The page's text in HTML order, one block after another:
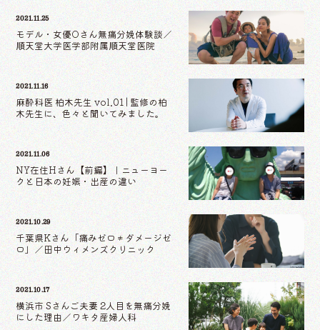
2021.11.25
モデル・女優Oさん無痛分娩体験談／
順天堂大学医学部附属順天堂医院
2021.11.16
麻酔科医 柏木先生 vol.01 | 監修の柏
木先生に、色々と聞いてみました。
2021.11.06
NY在住Hさん【前編】｜ニューヨー
クと日本の妊娠・出産の違い
2021.10.29
千葉県Kさん「痛みゼロ≠ダメージゼ
ロ」／田中ウィメンズクリニック
2021.10.17
横浜市 Sさんご夫妻 2人目を無痛分娩
にした理由／ワキタ産婦人科